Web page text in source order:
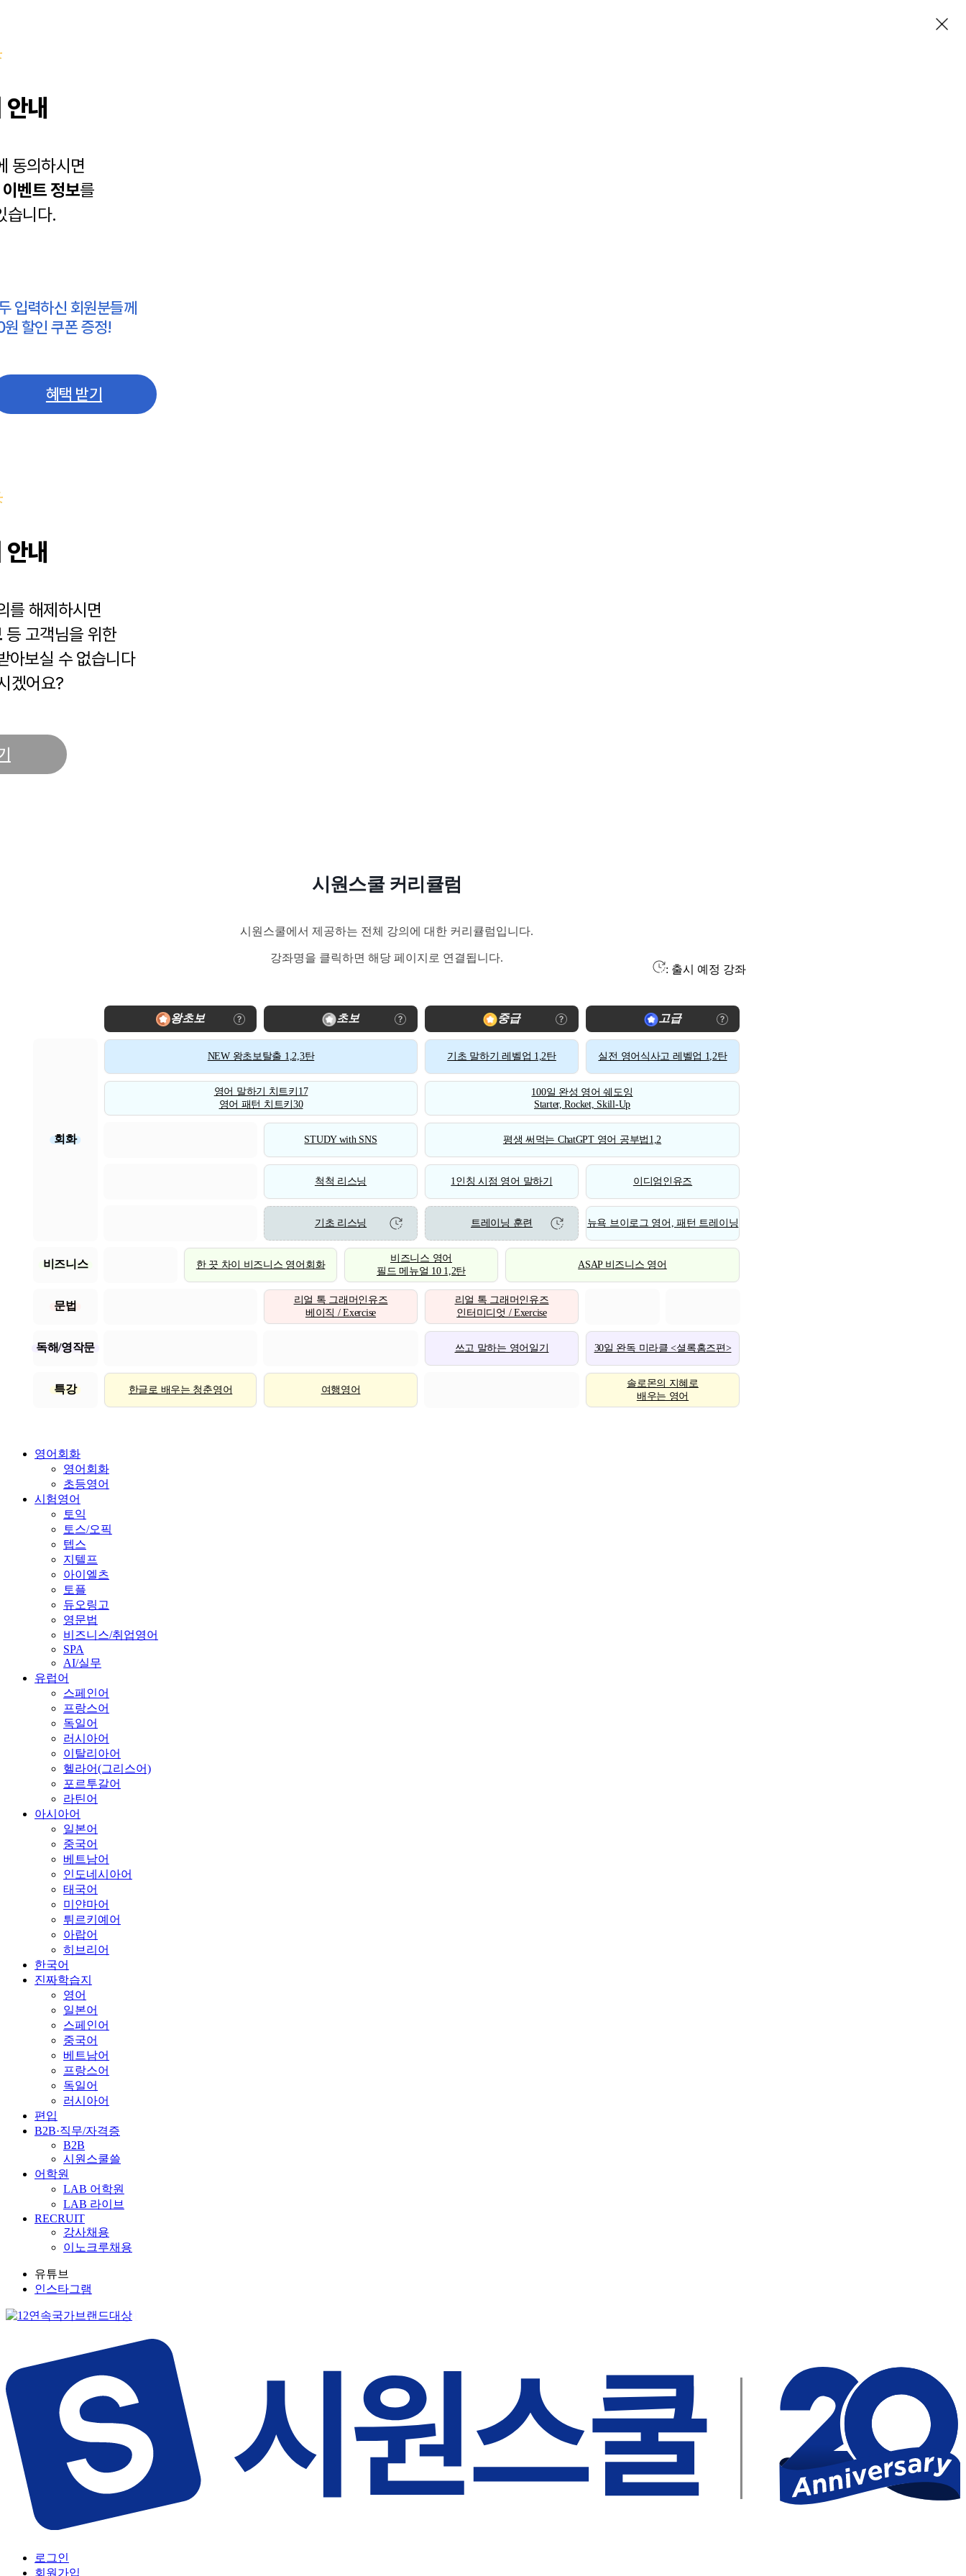
내
동의하시면
이벤트 정보를
습니다.
입력하신 회원분들께
할인 쿠폰 증정!
혜택 받기
내
를 해제하시면
등 고객님을 위한
아보실 수 없습니다
겠어요?
시원스쿨 커리큘럼
시원스쿨에서 제공하는 전체 강의에 대한 커리큘럼입니다.
강좌명을 클릭하면 해당 페이지로 연결됩니다.
: 출시 예정 강좌
왕초보 초보 중급 고급
회화
NEW 왕초보탈출 1,2,3탄 기초 말하기 레벨업 1,2탄 실전 영어식사고 레벨업 1,2탄
영어 말하기 치트키17
영어 패턴 치트키30
100일 완성 영어 쉐도잉
Starter, Rocket, Skill-Up
STUDY with SNS 평생 써먹는 ChatGPT 영어 공부법1,2
척척 리스닝 1인칭 시점 영어 말하기 이디엄인유즈
기초 리스닝 트레이닝 훈련 뉴욕 브이로그 영어, 패턴 트레이닝
비즈니스 한 끗 차이 비즈니스 영어회화
비즈니스 영어
필드 메뉴얼 10 1,2탄
ASAP 비즈니스 영어
문법
리얼 톡 그래머인유즈
베이직 / Exercise
리얼 톡 그래머인유즈
인터미디엇 / Exercise
독해/영작문 쓰고 말하는 영어일기 30일 완독 미라클 <셜록홈즈편>
특강 한글로 배우는 청춘영어 여행영어
솔로몬의 지혜로
배우는 영어
영어회화
영어회화
초등영어
시험영어
토익
토스/오픽
텝스
지텔프
아이엘츠
토플
듀오링고
영문법
비즈니스/취업영어
SPA
AI/실무
유럽어
스페인어
프랑스어
독일어
러시아어
이탈리아어
헬라어(그리스어)
포르투갈어
라틴어
아시아어
일본어
중국어
베트남어
인도네시아어
태국어
미얀마어
튀르키예어
아랍어
히브리어
한국어
진짜학습지
영어
일본어
스페인어
중국어
베트남어
프랑스어
독일어
러시아어
편입
B2B·직무/자격증
B2B
시원스쿨쓸
어학원
LAB 어학원
LAB 라이브
RECRUIT
강사채용
이노크루채용
유튜브
인스타그램
로그인
회원가입